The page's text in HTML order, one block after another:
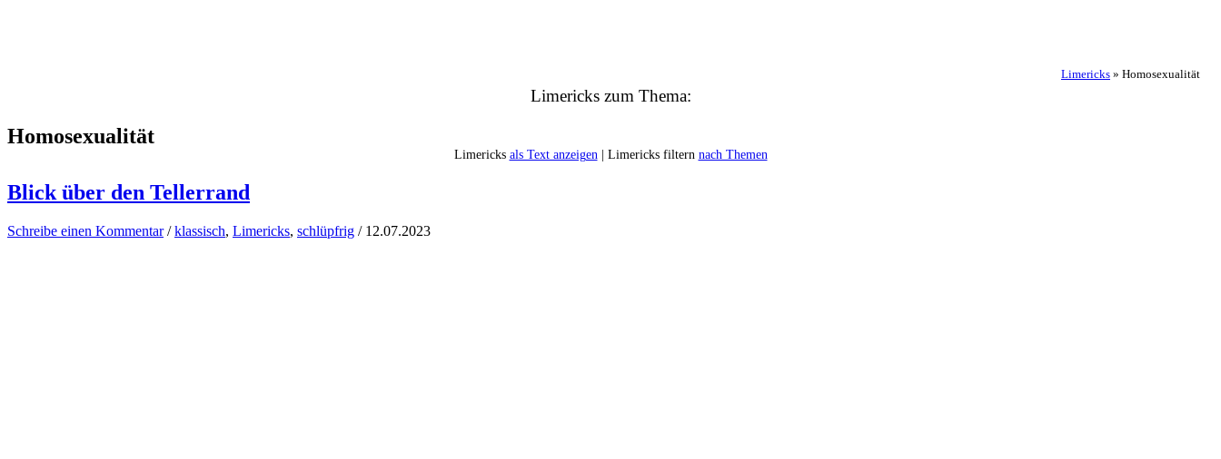
Limericks » Homosexualität
Limericks zum Thema:
Homosexualität
Limericks als Text anzeigen| Limericks filtern nach Themen
Blick über den Tellerrand
Schreibe einen Kommentar /klassisch, Limericks, schlüpfrig / 12.07.2023